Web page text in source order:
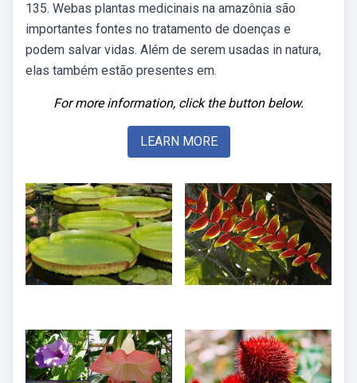
135. Webas plantas medicinais na amazônia são
importantes fontes no tratamento de doenças e
podem salvar vidas. Além de serem usadas in natura,
elas também estão presentes em.
For more information, click the button below.
LEARN MORE